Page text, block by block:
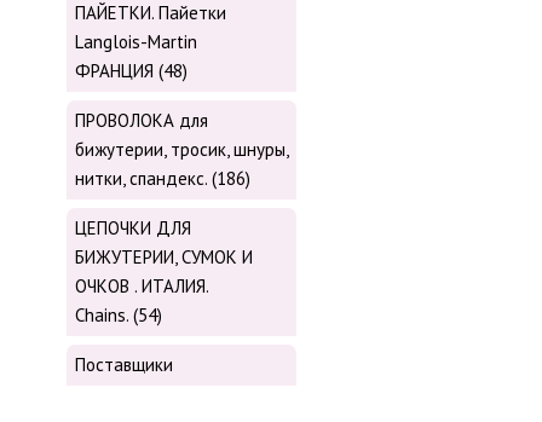
ПАЙЕТКИ. Пайетки
Langlois-Martin
ФРАНЦИЯ (48)
ПРОВОЛОКА для
бижутерии, тросик, шнуры,
нитки, cпандекс. (186)
ЦЕПОЧКИ ДЛЯ
БИЖУТЕРИИ, СУМОК И
ОЧКОВ . ИТАЛИЯ.
Chains. (54)
Поставщики